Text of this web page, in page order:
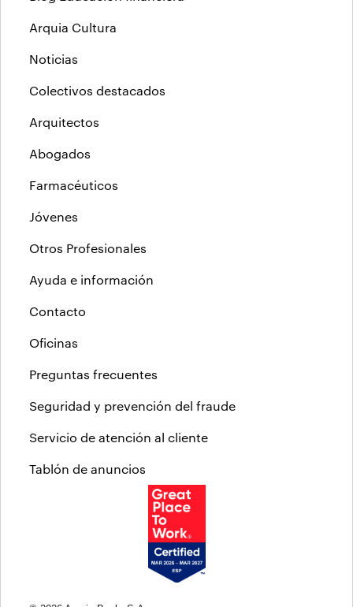
Arquia Cultura
Noticias
Colectivos destacados
Arquitectos
Abogados
Farmacéuticos
Jóvenes
Otros Profesionales
Ayuda e información
Contacto
Oficinas
Preguntas frecuentes
Seguridad y prevención del fraude
Servicio de atención al cliente
Tablón de anuncios